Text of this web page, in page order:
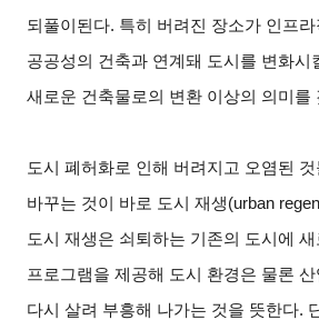
되풀이된다. 특히 버려진 장소가 인프
공공성의 건축과 연계돼 도시를 변화시
새로운 건축물로의 변환 이상의 의미를
도시 폐허화로 인해 버려지고 오염된 것
바꾸는 것이 바로 도시 재생(urban
도시 재생은 쇠퇴하는 기존의 도시에
프로그램을 제공해 도시 환경은 물론 산
다시 살려 부흥해 나가는 것을 뜻한다.